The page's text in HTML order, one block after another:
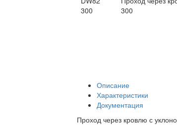
300
300
Описание
Характеристики
Документация
Проход через кровлю с